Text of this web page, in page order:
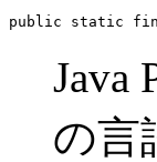
public static
Java
の言